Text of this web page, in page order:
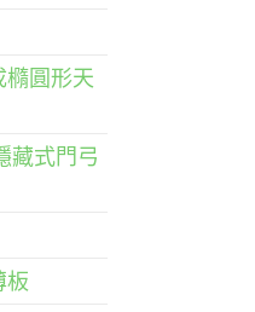
橢圓形天
藏式門弓
板